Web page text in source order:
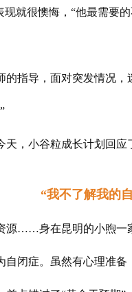
就很懊悔，“他最需要
指导，面对突发情况，
，小谷粒成长计划回应
“我不了解我的
源……身在昆明的小煦一
闭症。虽然有心理准